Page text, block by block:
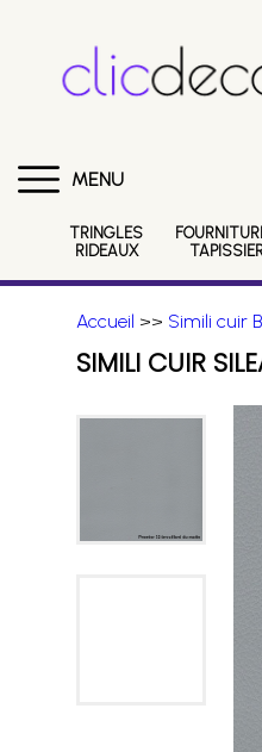
MENU
TRINGLES
RIDEAUX
Accueil >> Simili cuir
SIMILI CUIR